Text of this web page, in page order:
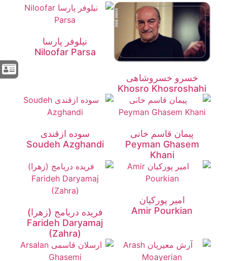
خسرو خسروشاهی
Khosro Khosroshahi
نیلوفر پارسا
Niloofar Parsa
پیمان قاسم خانی
Peyman Ghasem
Khani
سوده ازقندی
Soudeh Azghandi
امیر پورکیان
Amir Pourkian
فریده دریامج (زهرا)
Farideh Daryamaj
(Zahra)